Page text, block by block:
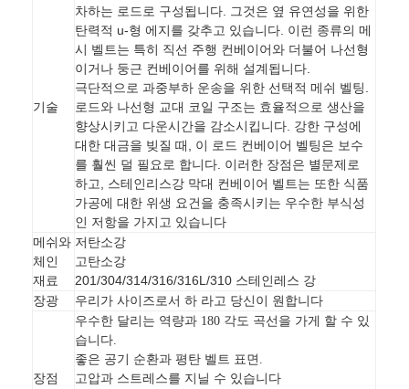
기술
차하는 로드로 구성됩니다. 그것은 옆 유연성을 위한
탄력적 u-형 에지를 갖추고 있습니다. 이런 종류의 메
시 벨트는 특히 직선 주행 컨베이어와 더불어 나선형
이거나 둥근 컨베이어를 위해 설계됩니다.
극단적으로 과중부하 운송을 위한 선택적 메쉬 벨팅.
로드와 나선형 교대 코일 구조는 효율적으로 생산을
향상시키고 다운시간을 감소시킵니다. 강한 구성에
대한 대금을 빚질 때, 이 로드 컨베이어 벨팅은 보수
를 훨씬 덜 필요로 합니다. 이러한 장점은 별문제로
하고, 스테인리스강 막대 컨베이어 벨트는 또한 식품
가공에 대한 위생 요건을 충족시키는 우수한 부식성
인 저항을 가지고 있습니다
메쉬와
체인
재료
저탄소강
고탄소강
201/304/314/316/316L/310 스테인레스 강
장광 우리가 사이즈로서 하 라고 당신이 원합니다
장점
우수한 달리는 역량과 180 각도 곡선을 가게 할 수 있
습니다.
좋은 공기 순환과 평탄 벨트 표면.
고압과 스트레스를 지닐 수 있습니다